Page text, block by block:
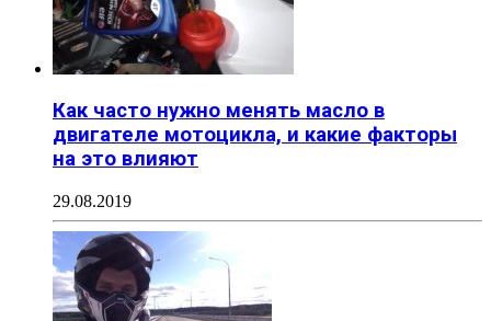
Как часто нужно менять масло в
двигателе мотоцикла, и какие факторы
на это влияют
29.08.2019